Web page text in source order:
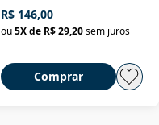
R$ 146,00
ou 5X de R$ 29,20 sem juros
Comprar